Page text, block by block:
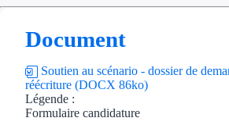
Document
Soutien au scénario - dossier de
réécriture (DOCX 86ko)
Légende :
Formulaire candidature